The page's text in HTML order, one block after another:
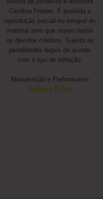
Carolina Freitas. É proibida a
reprodução parcial ou integral do
material sem que sejam dados
os devidos créditos. Sujeito às
penalidades legais de acordo
com o tipo de infração.
Manutenção e Performance
Agência Pólen